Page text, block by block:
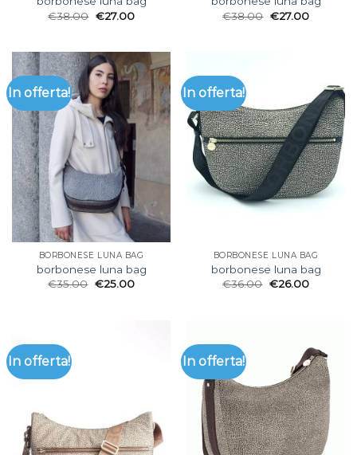
€38.00 €27.00
€38.00 €27.00
In offerta!
BORBONESE LUNA BAG
borbonese luna bag
€35.00 €25.00
In offerta!
BORBONESE LUNA BAG
borbonese luna bag
€36.00 €26.00
In offerta! In offerta!